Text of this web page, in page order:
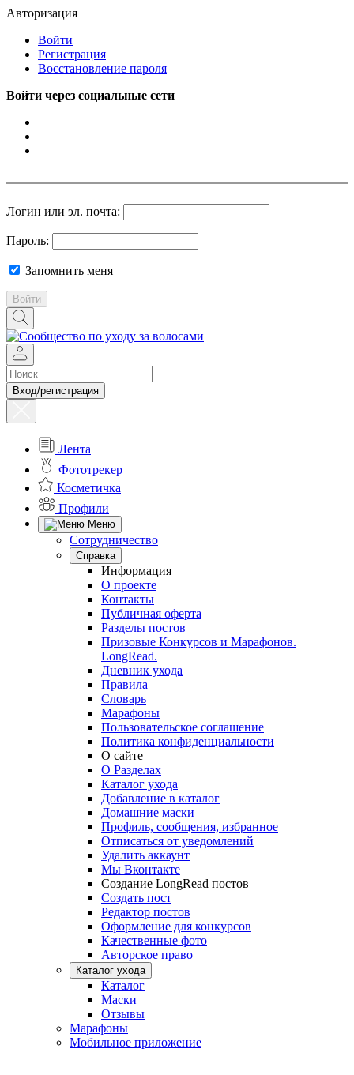
Авторизация
Войти
Регистрация
Восстановление пароля
Войти через социальные сети
Логин или эл. почта:
Пароль:
Запомнить меня
Войти
Вход/регистрация
Лента
Фототрекер
Косметичка
Профили
Меню
Сотрудничество
Справка
Информация
О проекте
Контакты
Публичная оферта
Разделы постов
Призовые Конкурсов и Марафонов.
LongRead.
Дневник ухода
Правила
Словарь
Марафоны
Пользовательское соглашение
Политика конфиденциальности
О сайте
О Разделах
Каталог ухода
Добавление в каталог
Домашние маски
Профиль, сообщения, избранное
Отписаться от уведомлений
Удалить аккаунт
Мы Вконтакте
Создание LongRead постов
Создать пост
Редактор постов
Оформление для конкурсов
Качественные фото
Авторское право
Каталог ухода
Каталог
Маски
Отзывы
Марафоны
Мобильное приложение